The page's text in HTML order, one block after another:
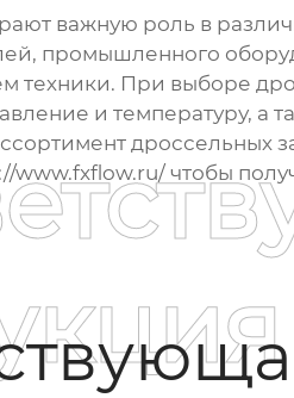
важную роль в
промышленного
техники. При выборе
и температуру, а
дроссельных
www.fxflow.ru/чтобы